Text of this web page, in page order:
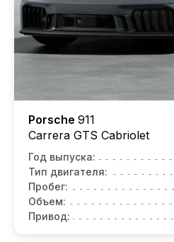
Porsche 911
Carrera GTS Cabriolet
Год выпуска:
Тип двигателя:
Пробег:
Объем:
Привод: